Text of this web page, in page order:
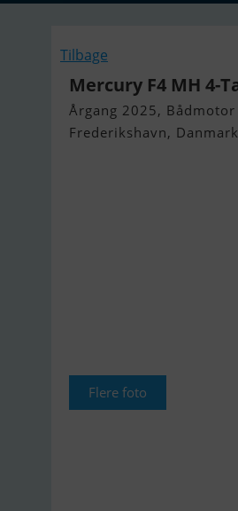
Tilbage
Mercury F4 MH 4-
Årgang 2025,
Frederikshavn, Danmark
Flere foto